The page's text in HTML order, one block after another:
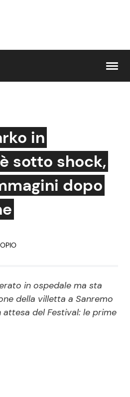
Gossip e TV
Bellezze VIP
Reality e Talent
Soap Opera
in
sotto shock,
dopo
in ospedale ma sta
della villetta a Sanremo
attesa del Festival: le prime